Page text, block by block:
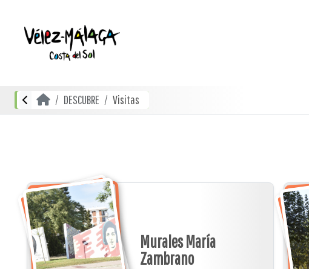
DESCUBRE Visitas
Murales María
Zambrano